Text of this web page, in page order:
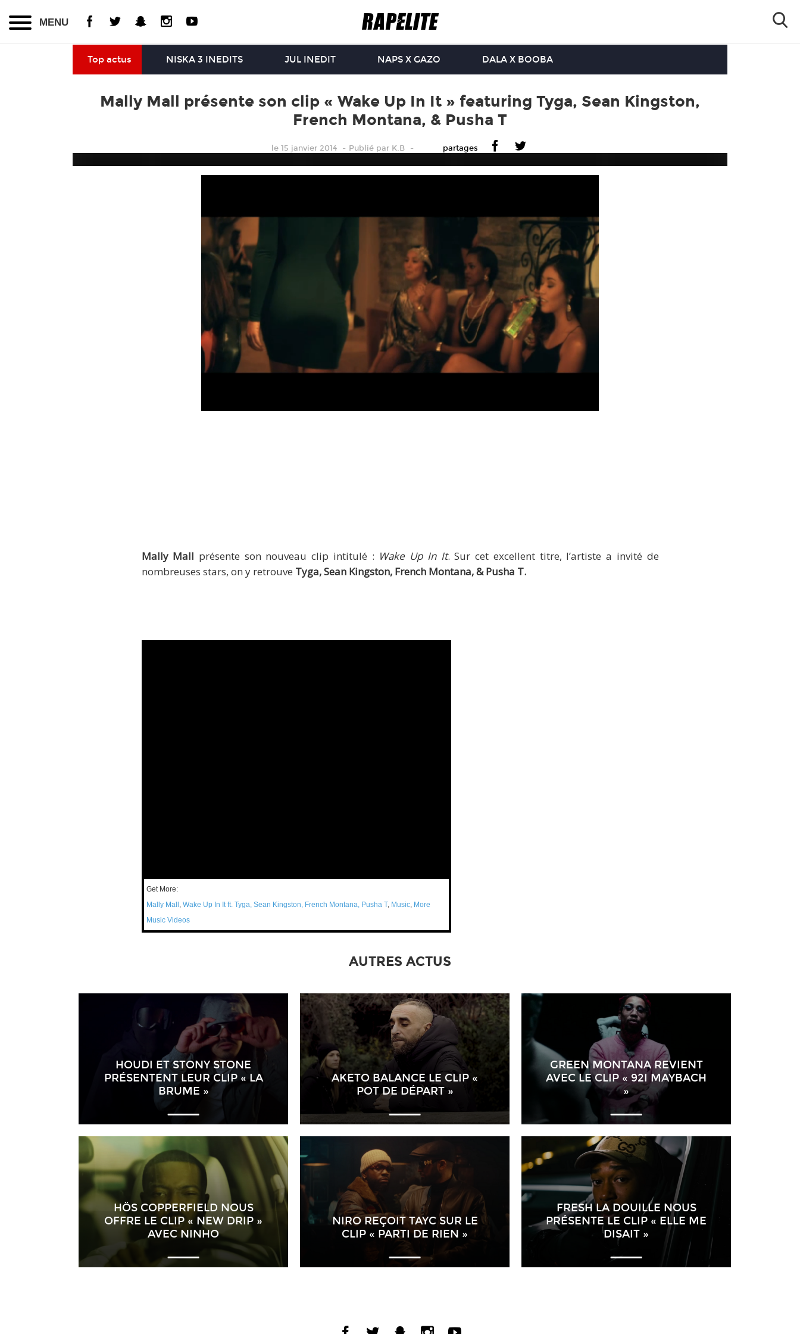
MENU
Top actus NISKA 3 INEDITS JUL INEDIT NAPS X GAZO DALA X BOOBA
Mally Mall présente son clip « Wake Up In It » featuring Tyga, Sean Kingston,
French Montana, & Pusha T
le 15 janvier 2014 Publiépar K.B partages
Mally Mall présente son nouveau clip intitulé : Wake Up In It. Sur cet excellent titre, l’artiste a invité de
nombreuses stars, on y retrouve Tyga, Sean Kingston, French Montana, & Pusha T.
Get More:
Mally Mall , Wake Up In It ft. Tyga, Sean Kingston, French Montana, Pusha T, Music, More
Music Videos
AUTRES ACTUS
HOUDI ET STONY STONE
PRÉSENTENT LEUR CLIP « LA
BRUME »
AKETO BALANCE LE CLIP «
POT DE DÉPART »
GREEN MONTANA REVIENT
AVEC LE CLIP « 92I MAYBACH
»
HÖS COPPERFIELD NOUS
OFFRE LE CLIP « NEW DRIP »
AVEC NINHO
NIRO REÇOIT TAYC SUR LE
CLIP « PARTI DE RIEN »
FRESH LA DOUILLE NOUS
PRÉSENTE LE CLIP « ELLE ME
DISAIT »